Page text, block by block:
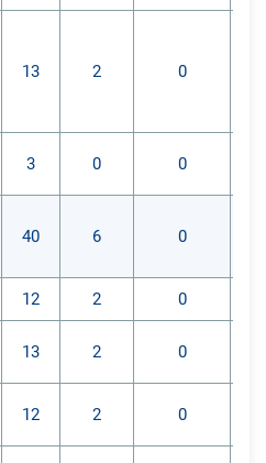
педагогические
компетентностного
программы для
одаренных детей,
ОВЗ, специфику
подхода;
их в деятельность;
мотивировать детей к
13 2 0
3 0 0
40 6 0
12 2 0
13 2 0
12 2 0